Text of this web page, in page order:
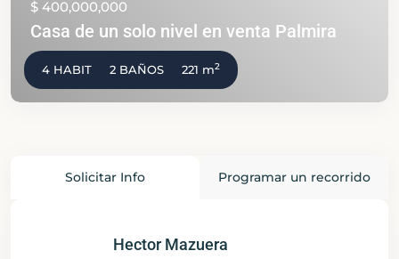
$ 400,000,000
Casa de un solo nivel en venta Palmira
4 HABIT 2 BAÑOS 221 m2
Solicitar Info Programar un recorrido
Hector Mazuera